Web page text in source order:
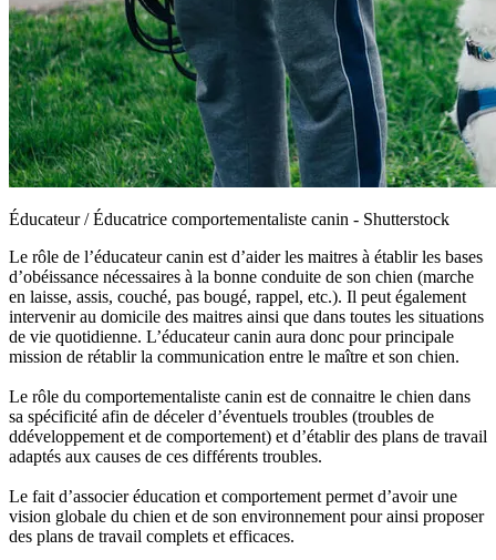
Éducateur / Éducatrice comportementaliste canin - Shutterstock
Le rôle de l’éducateur canin est d’aider les maitres à établir les bases
d’obéissance nécessaires à la bonne conduite de son chien (marche
en laisse, assis, couché, pas bougé, rappel, etc.). Il peut également
intervenir au domicile des maitres ainsi que dans toutes les situations
de vie quotidienne. L’éducateur canin aura donc pour principale
mission de rétablir la communication entre le maître et son chien.
Le rôle du comportementaliste canin est de connaitre le chien dans
sa spécificité afin de déceler d’éventuels troubles (troubles de
ddéveloppement et de comportement) et d’établir des plans de travail
adaptés aux causes de ces différents troubles.
Le fait d’associer éducation et comportement permet d’avoir une
vision globale du chien et de son environnement pour ainsi proposer
des plans de travail complets et efficaces.